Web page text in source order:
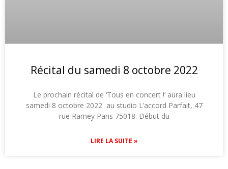
Récital du samedi 8 octobre 2022
Le prochain récital de ‘Tous en concert !’ aura lieu
samedi 8 octobre 2022 au studio L’accord Parfait, 47
rue Ramey Paris 75018. Début du
LIRE LA SUITE »